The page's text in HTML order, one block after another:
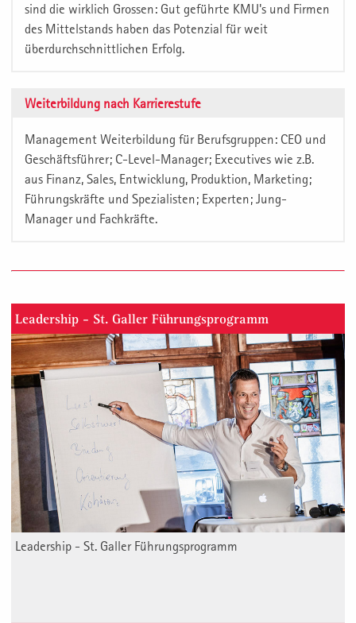
sind die wirklich Grossen: Gut geführte KMU's und Firmen
des Mittelstands haben das Potenzial für weit
überdurchschnittlichen Erfolg.
Weiterbildung nach Karrierestufe
Management Weiterbildung für Berufsgruppen: CEO und
Geschäftsführer; C-Level-Manager; Executives wie z.B.
aus Finanz, Sales, Entwicklung, Produktion, Marketing;
Führungskräfte und Spezialisten; Experten; Jung-
Manager und Fachkräfte.
Leadership - St. Galler Führungsprogramm
Leadership - St. Galler Führungsprogramm